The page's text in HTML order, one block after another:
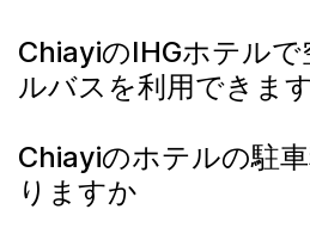
ChiayiのIHGホテルで
ルバスを利用できま
Chiayiのホテルの駐
りますか